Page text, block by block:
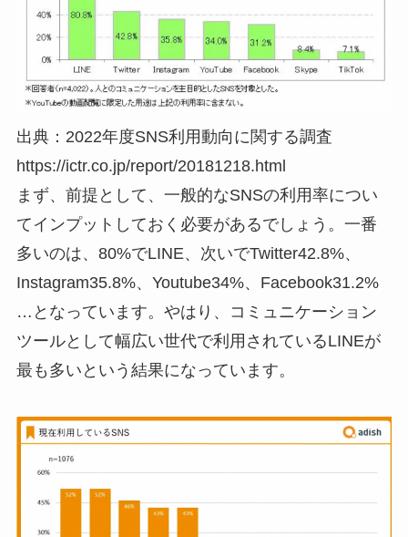
出典：2022年度SNS利用動向に関する調査
https://ictr.co.jp/report/20181218.html
まず、前提として、一般的なSNSの利用率につい
てインプットしておく必要があるでしょう。一番
多いのは、 80%でLINE、次いでTwitter42.8%、
Instagram35.8%、Youtube34%、Facebook31.2%
… となっています。やはり、コミュニケーション
ツールとして幅広い世代で利用されているLINEが
最も多いという結果になっています。